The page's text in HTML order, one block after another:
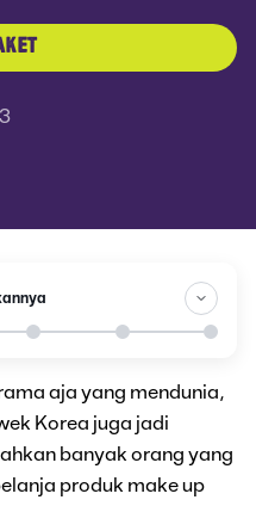
aja yang mendunia,
Korea juga jadi
banyak orang yang
produk make up